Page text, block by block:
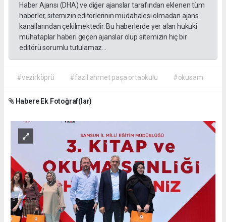
Haber Ajansı (DHA) ve diğer ajanslar tarafından eklenen tüm
haberler, sitemizin editörlerinin müdahalesi olmadan ajans
kanallarından çekilmektedir. Bu haberlerde yer alan hukuki
muhataplar haberi geçen ajanslar olup sitemizin hiç bir
editörü sorumlu tutulamaz...
#vezirköprü #fazıl ahmet paşa ortaokulu #okusam
Habere Ek Fotoğraf(lar)